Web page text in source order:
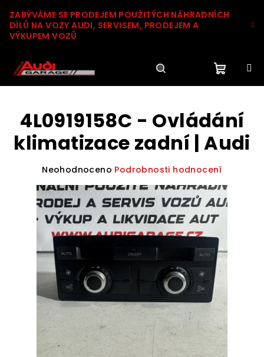
na
obsah
ZABÝVÁME SE PRODEJEM POUŽITÝCH NÁHRADNÍCH
DÍLŮ NA VOZY AUDI, SERVISEM, PRODEJEM A
VÝKUPEM VOZŮ
HledatPřihlášení
košík
4L0919158C - Ovládání
klimatizace zadní | Audi
Průměrné
produktu
je
0,0
hvězdiček.
Neohodnoceno Podrobnosti hodnocení